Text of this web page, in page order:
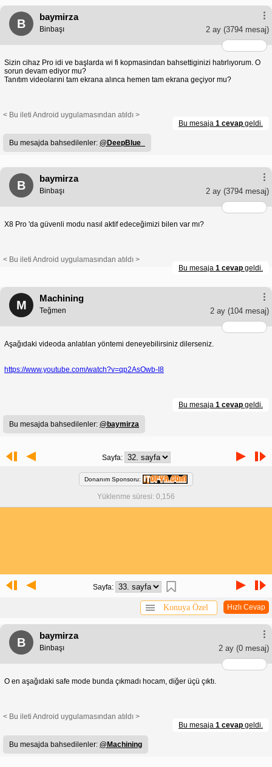
B
baymirza
2 ay (3794 mesaj)
Binbaşı
Sizin cihaz Pro idi ve başlarda wi fi kopmasindan bahsettiginizi hatırlıyorum. O
sorun devam ediyor mu?
Tanıtım videolarıni tam ekrana alınca hemen tam ekrana geçiyor mu?
< Bu ileti Android uygulamasından atıldı >
Bu mesaja 1 cevap geldi.
Bu mesajda bahsedilenler: @DeepBlue_
B
baymirza
2 ay (3794 mesaj)
Binbaşı
X8 Pro 'da güvenli modu nasıl aktif edeceğimizi bilen var mı?
< Bu ileti Android uygulamasından atıldı >
Bu mesaja 1 cevap geldi.
M
Machining
2 ay (104 mesaj)
Teğmen
Aşağıdaki videoda anlatılan yöntemi deneyebilirsiniz dilerseniz.
https://www.youtube.com/watch?v=qp2AsOwb-I8
Bu mesaja 1 cevap geldi.
Bu mesajda bahsedilenler: @baymirza
Sayfa:
Donanım Sponsoru:
Yüklenme süresi: 0,156
Sayfa:
Hızlı Cevap
Konuya Özel
B
baymirza
2 ay (0 mesaj)
Binbaşı
O en aşağıdaki safe mode bunda çıkmadı hocam, diğer üçü çıktı.
< Bu ileti Android uygulamasından atıldı >
Bu mesaja 1 cevap geldi.
Bu mesajda bahsedilenler: @Machining